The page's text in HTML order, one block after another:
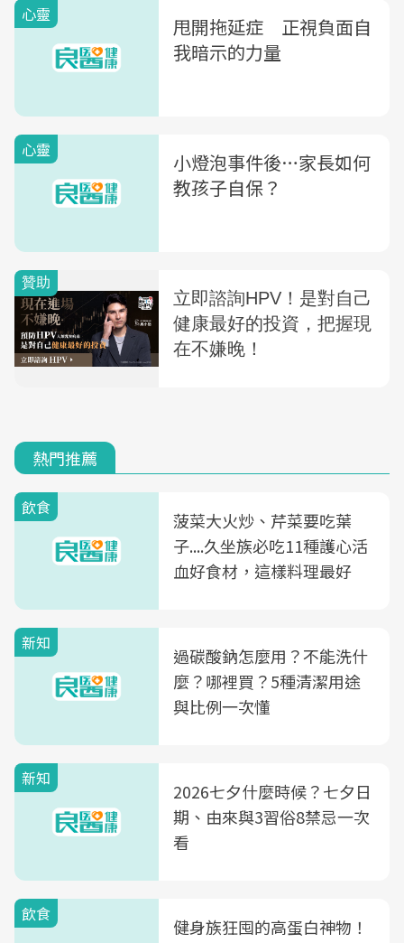
心靈
甩開拖延症 正視負面自
我暗示的力量
心靈
小燈泡事件後…家長如何
教孩子自保？
熱門推薦
飲食
菠菜大火炒、芹菜要吃葉
子....久坐族必吃11種護心活
血好食材，這樣料理最好
新知
過碳酸鈉怎麼用？不能洗什
麼？哪裡買？5種清潔用途
與比例一次懂
新知
2026七夕什麼時候？七夕日
期、由來與3習俗8禁忌一次
看
飲食
健身族狂囤的高蛋白神物！